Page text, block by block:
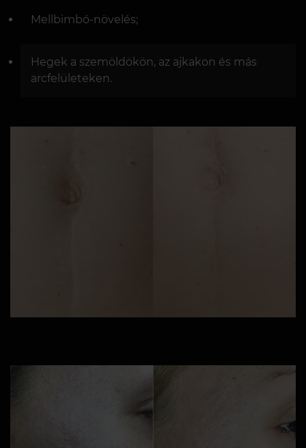
Mellbimbó-növelés;
Hegek a szemöldökön, az ajkakon és más
arcfelületeken.